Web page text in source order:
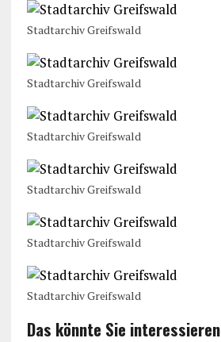
Stadtarchiv Greifswald
Stadtarchiv Greifswald
Stadtarchiv Greifswald
Stadtarchiv Greifswald
Stadtarchiv Greifswald
Stadtarchiv Greifswald
Das könnte Sie interessieren